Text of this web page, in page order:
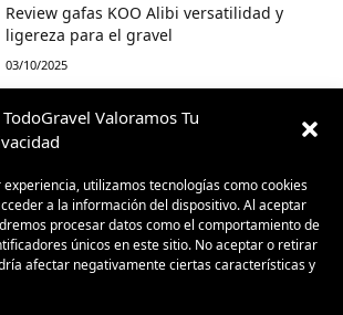
TodoGravel Valoramos Tu
utilizamos tecnologías como cookies
a la información del dispositivo. Al aceptar
procesar datos como el comportamiento de
únicos en este sitio. No aceptar o retirar
afectar negativamente ciertas características y
Review gafas KOO Alibi versatilidad y
ligereza para el gravel
03/10/2025
Sea Otter Europe Girona 2025: el Gravel
ya no es promesa, es presente
30/09/2025
BH GravelX: la gravel diseñada para
perderte (y encontrar caminos nuevos)